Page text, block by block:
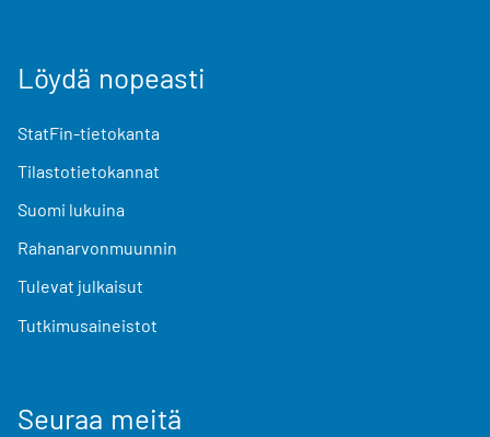
Löydä nopeasti
StatFin-tietokanta
Tilastotietokannat
Suomi lukuina
Rahanarvonmuunnin
Tulevat julkaisut
Tutkimusaineistot
Seuraa meitä